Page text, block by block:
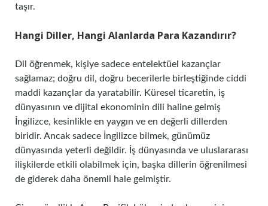
taşır.
Hangi Diller, Hangi Alanlarda Para Kazandırır?
Dil öğrenmek, kişiye sadece entelektüel kazançlar
sağlamaz; doğru dil, doğru becerilerle birleştiğinde ciddi
maddi kazançlar da yaratabilir. Küresel ticaretin, iş
dünyasının ve dijital ekonominin dili haline gelmiş
İngilizce, kesinlikle en yaygın ve en değerli dillerden
biridir. Ancak sadece İngilizce bilmek, günümüz
dünyasında yeterli değildir. İş dünyasında ve uluslararası
ilişkilerde etkili olabilmek için, başka dillerin öğrenilmesi
de giderek daha önemli hale gelmiştir.